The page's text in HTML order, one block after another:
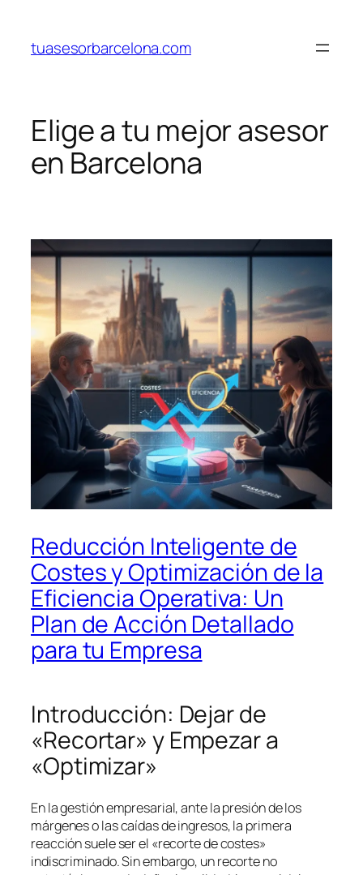
contenido
tuasesorbarcelona.com
Elige a tu mejor asesor
en Barcelona
Reducción Inteligente de
Costes y Optimización de la
Eficiencia Operativa: Un
Plan de Acción Detallado
para tu Empresa
Introducción: Dejar de
«Recortar» y Empezar a
«Optimizar»
En la gestión empresarial, ante la presión de los
márgenes o las caídas de ingresos, la primera
reacción suele ser el «recorte de costes»
indiscriminado. Sin embargo, un recorte no